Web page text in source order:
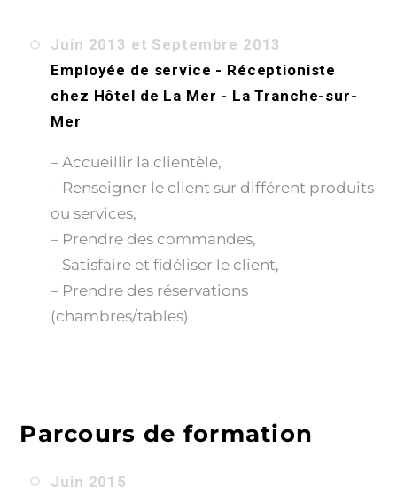
Juin 2013 et Septembre 2013
Employée de service - Réceptioniste
chez Hôtel de La Mer - La Tranche-sur-
Mer
– Accueillir la clientèle,
– Renseigner le client sur différent produits
ou services,
– Prendre des commandes,
– Satisfaire et fidéliser le client,
– Prendre des réservations
(chambres/tables)
Parcours de formation
Juin 2015